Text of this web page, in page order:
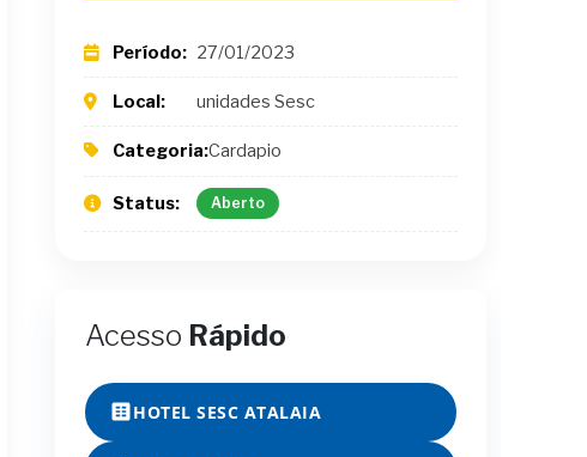
Período: 27/01/2023
Local: unidades Sesc
Categoria:Cardapio
Status: Aberto
Acesso Rápido
HOTEL SESC ATALAIA